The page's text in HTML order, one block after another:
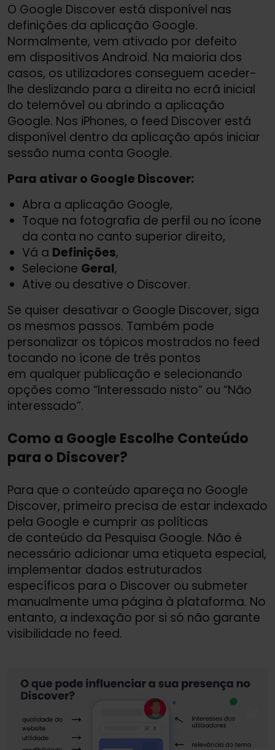
O Google Discover está disponível nas
definições da aplicação Google.
Normalmente, vem ativado por defeito
em dispositivos Android. Na maioria dos
casos, os utilizadores conseguem aceder-
lhe deslizando para a direita no ecrã inicial
do telemóvel ou abrindo a aplicação
Google. Nos iPhones, o feed Discover está
disponível dentro da aplicação após iniciar
sessão numa conta Google.
Para ativar o Google Discover:
Abra a aplicação Google,
Toque na fotografia de perfil ou no ícone
da conta no canto superior direito,
Vá a Definições,
Selecione Geral,
Ative ou desative o Discover.
Se quiser desativar o Google Discover, siga
os mesmos passos. Também pode
personalizar os tópicos mostrados no feed
tocando no ícone de três pontos
em qualquer publicação e selecionando
opções como “Interessado nisto” ou “Não
interessado”.
Como a Google Escolhe Conteúdo
para o Discover?
Para que o conteúdo apareça no Google
Discover, primeiro precisa de estar indexado
pela Google e cumprir as políticas
de conteúdo da Pesquisa Google. Não é
necessário adicionar uma etiqueta especial,
implementar dados estruturados
específicos para o Discover ou submeter
manualmente uma página à plataforma. No
entanto, a indexação por si só não garante
visibilidade no feed.